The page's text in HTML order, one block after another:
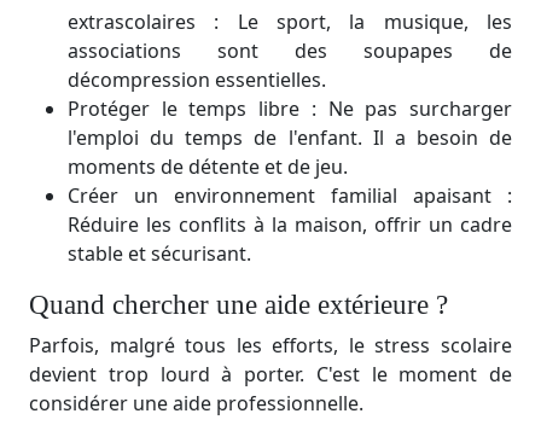
extrascolaires : Le sport, la musique, les
associations sont des soupapes de
décompression essentielles.
Protéger le temps libre : Ne pas surcharger
l'emploi du temps de l'enfant. Il a besoin de
moments de détente et de jeu.
Créer un environnement familial apaisant :
Réduire les conflits à la maison, offrir un cadre
stable et sécurisant.
Quand chercher une aide extérieure ?
Parfois, malgré tous les efforts, le stress scolaire
devient trop lourd à porter. C'est le moment de
considérer une aide professionnelle.